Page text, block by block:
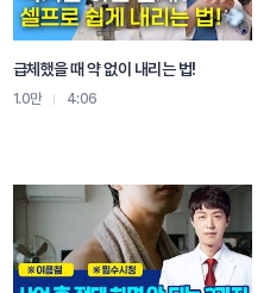
급체했을 때 약 없이 내리는 법!
1.0만 4:06